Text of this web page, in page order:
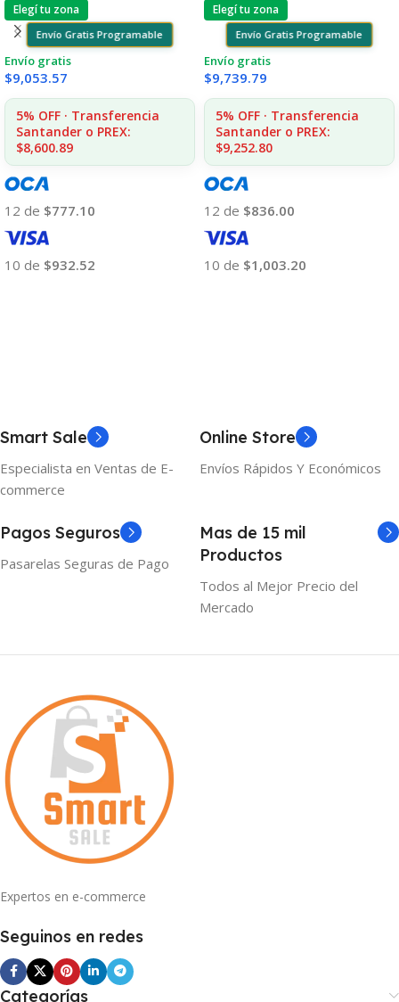
Elegí tu zona
Envío Gratis Programable
Envío gratis
$9,053.57
5% OFF · Transferencia
Santander o PREX:
$8,600.89
12 de $777.10
10 de $932.52
Elegí tu zona
Envío Gratis Programable
Envío gratis
$9,739.79
5% OFF · Transferencia
Santander o PREX:
$9,252.80
12 de $836.00
10 de $1,003.20
Smart Sale
Especialista en Ventas de E-
commerce
Online Store
Envíos Rápidos Y Económicos
Pagos Seguros
Pasarelas Seguras de Pago
Mas de 15 mil
Productos
Todos al Mejor Precio del
Mercado
Expertos en e-commerce
Seguinos en redes
Categorías